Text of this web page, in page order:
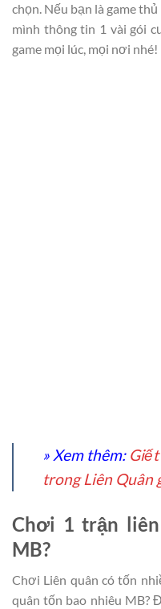
chọn. Nếu bạn là game
mình thông tin 1 vài gói
game mọi lúc, mọi nơi nhé!
» Xem thêm: Giết
trong Liên Quân
Chơi 1 trận
MB?
Chơi Liên quân có tốn
quân tốn bao nhiêu MB?